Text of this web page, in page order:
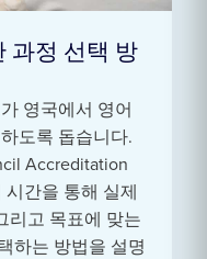
과정 선택 방
영국에서 영어
도록 돕습니다.
Accreditation
시간을 통해 실제
리고 목표에 맞는
하는 방법을 설명